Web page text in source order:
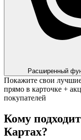
Расширенный
Покажите свои
прямо в карточке +
покупателей
Кому
Картах?